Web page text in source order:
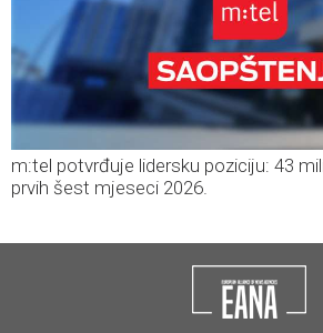
m:tel potvrđuje lidersku poziciju: 43
prvih šest mjeseci 2026.